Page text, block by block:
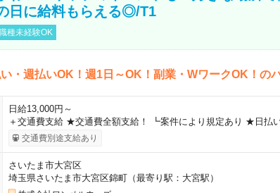
日に給料もらえる◎/T1
種未経験OK
い・週払いOK！週1日～OK！副業・WワークOK！の
日給13,000円～
＋交通費支給 ★交通費全額支給！ ┗案件により規定あり ★日払
交通費別途支給あり
さいたま市大宮区
埼玉県さいたま市大宮区錦町（最寄り駅：大宮駅）